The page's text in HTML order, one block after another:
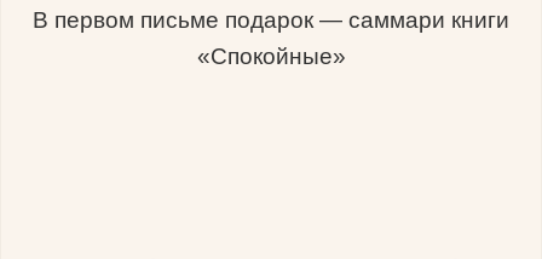
В первом письме подарок — саммари книги
«Спокойные»